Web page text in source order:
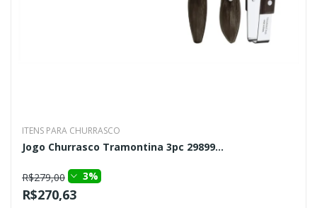
ITENS PARA CHURRASCO
Jogo Churrasco Tramontina 3pc 29899...
R$279,00 3%
R$270,63